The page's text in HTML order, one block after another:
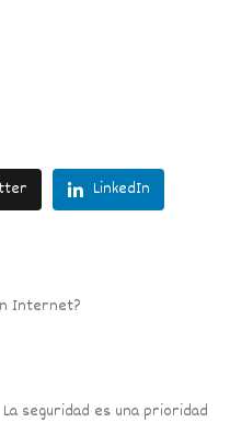
LinkedIn
Internet?
La seguridad es una prioridad